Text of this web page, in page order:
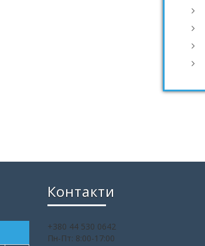
Контакти
+380 44 530 0642
Пн-Пт: 8:00-17:00